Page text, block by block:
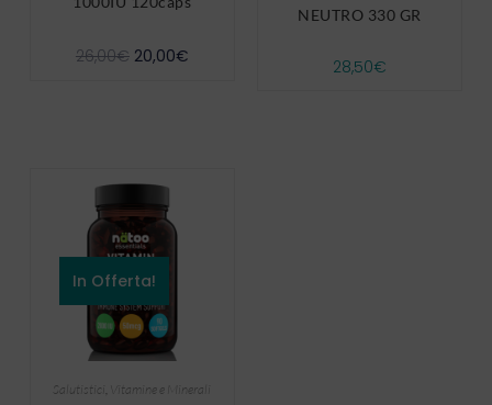
26,00€ 20,00€
NEUTRO 330 GR
28,50€
In Offerta!
Salutistici Vitamine e Minerali